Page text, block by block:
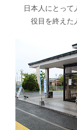
日本人にとっ
役目を終えた